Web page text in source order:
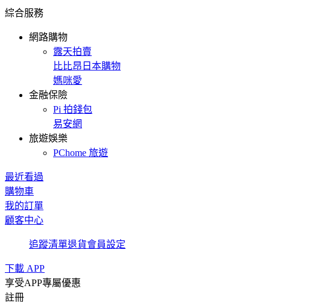
綜合服務
網路購物
露天拍賣
比比昂日本購物
媽咪愛
金融保險
Pi 拍錢包
易安網
旅遊娛樂
PChome 旅遊
最近看過
購物車
我的訂單
顧客中心
追蹤清單退貨會員設定
下載 APP
享受APP專屬優惠
註冊